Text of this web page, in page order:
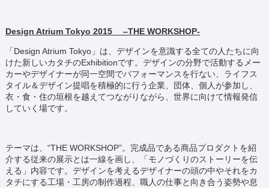
Design Atrium Tokyo 2015 ‒THE WORKSHOP-
「Design Atrium Tokyo」は、デザインを意識する全ての人たちに向
けた新しいカタチのExhibitionです。デザインの分野で活動するメー
カーやデザイナーが同一空間でパフォーマンスを行ない、ライフス
タイル＆デザイン提唱を積極的に行う企業、団体、個人が参加し、
衣・食・住の垣根を越えてつながりながら、世界に向けて情報発信
していく場です。
テーマは、“THE WORKSHOP”。完成品である商品プロダクトを紹
介する従来の展示とは一線を画し、「モノづくりのストーリーを伝
える」内容です。デザインを考えるデザイナーの頭の中やそれをカ
タチにする工場・工房の制作過程、職人の仕事と向き合う姿勢や息